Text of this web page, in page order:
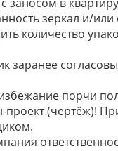
зеркал и/или
количество
заранее
порчи
(чертёж)!